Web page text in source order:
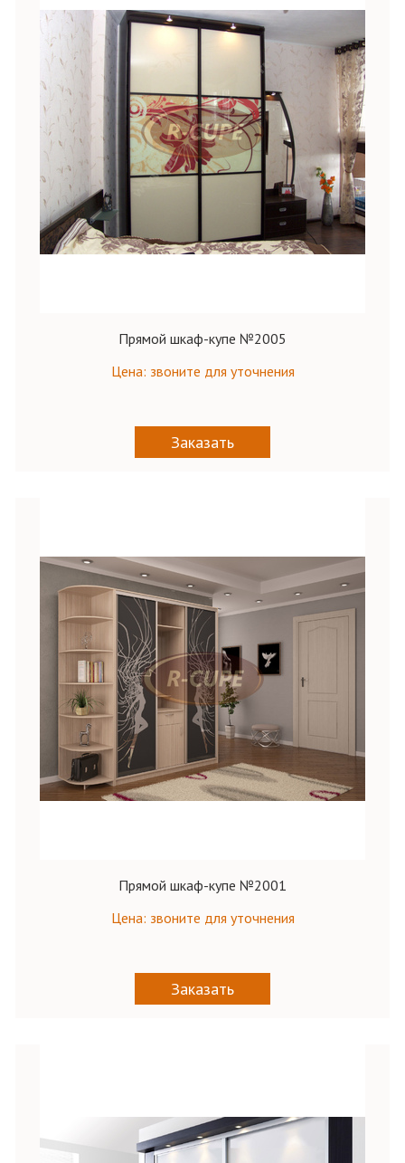
Прямой шкаф-купе №2005
Цена: звоните для уточнения
Заказать
Прямой шкаф-купе №2001
Цена: звоните для уточнения
Заказать